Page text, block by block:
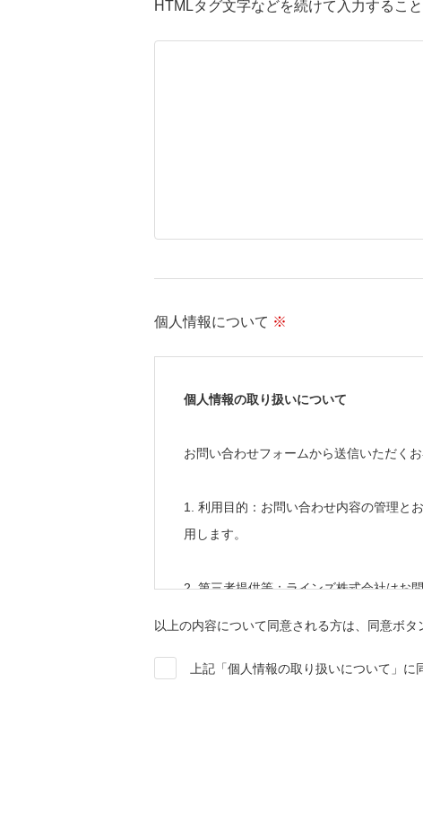
HTMLタグ文字などを続けて入力するこ
個人情報について ※
個人情報の取り扱いについて
お問い合わせフォームから送信いただく
1. 利用目的：お問い合わせ内容の管理と
用します。
2. 第三者提供等：ラインズ株式会社はお
3. 提供の任意性：1.の目的のために、お
5. 本人が容易に認識できない方法によ
以上の内容について同意される方は、同意ボ
上記「個人情報の取り扱いについて」に